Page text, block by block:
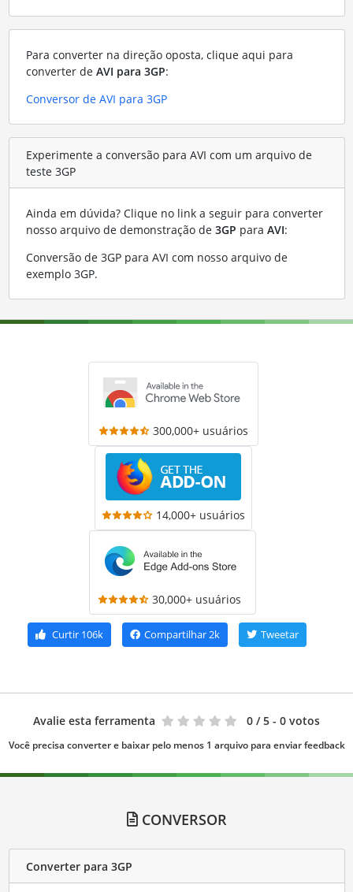
Para converter na direção oposta, clique aqui para
converter de AVI para 3GP:
Conversor de AVI para 3GP
Experimente a conversão para AVI com um arquivo de
teste 3GP
Ainda em dúvida? Clique no link a seguir para converter
nosso arquivo de demonstração de 3GP para AVI:
Conversão de 3GP para AVI com nosso arquivo de
exemplo 3GP.
300,000+ usuários
14,000+ usuários
30,000+ usuários
Curtir 106k Compartilhar2k Tweetar
Avalie esta ferramenta 0 / 5 - 0 votos
Você precisa converter e baixar pelo menos 1 arquivo para enviar feedback
CONVERSOR
Converter para 3GP